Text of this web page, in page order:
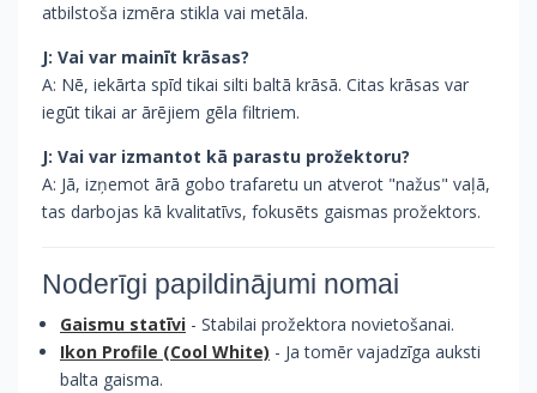
atbilstoša izmēra stikla vai metāla.
J: Vai var mainīt krāsas?
A: Nē, iekārta spīd tikai silti baltā krāsā. Citas krāsas var
iegūt tikai ar ārējiem gēla filtriem.
J: Vai var izmantot kā parastu prožektoru?
A: Jā, izņemot ārā gobo trafaretu un atverot "nažus" vaļā,
tas darbojas kā kvalitatīvs, fokusēts gaismas prožektors.
Noderīgi papildinājumi nomai
Gaismu statīvi - Stabilai prožektora novietošanai.
Ikon Profile (Cool White) - Ja tomēr vajadzīga auksti
balta gaisma.